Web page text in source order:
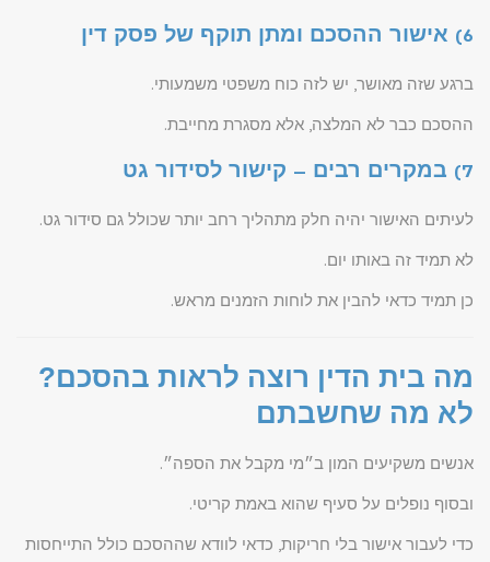
6) אישור ההסכם ומתן תוקף של פסק דין
ברגע שזה מאושר, יש לזה כוח משפטי משמעותי.
ההסכם כבר לא המלצה, אלא מסגרת מחייבת.
7) במקרים רבים – קישור לסידור גט
לעיתים האישור יהיה חלק מתהליך רחב יותר שכולל גם סידור גט.
לא תמיד זה באותו יום.
כן תמיד כדאי להבין את לוחות הזמנים מראש.
מה בית הדין רוצה לראות בהסכם?
לא מה שחשבתם
אנשים משקיעים המון ב״מי מקבל את הספה״.
ובסוף נופלים על סעיף שהוא באמת קריטי.
כדי לעבור אישור בלי חריקות, כדאי לוודא שההסכם כולל התייחסות